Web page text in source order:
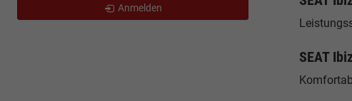
SEAT
Anmelden